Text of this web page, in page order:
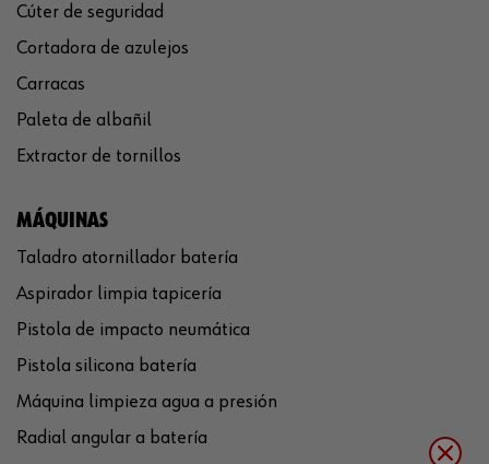
Cúter de seguridad
Cortadora de azulejos
Carracas
Paleta de albañil
Extractor de tornillos
MÁQUINAS
Taladro atornillador batería
Aspirador limpia tapicería
Pistola de impacto neumática
Pistola silicona batería
Máquina limpieza agua a presión
Radial angular a batería